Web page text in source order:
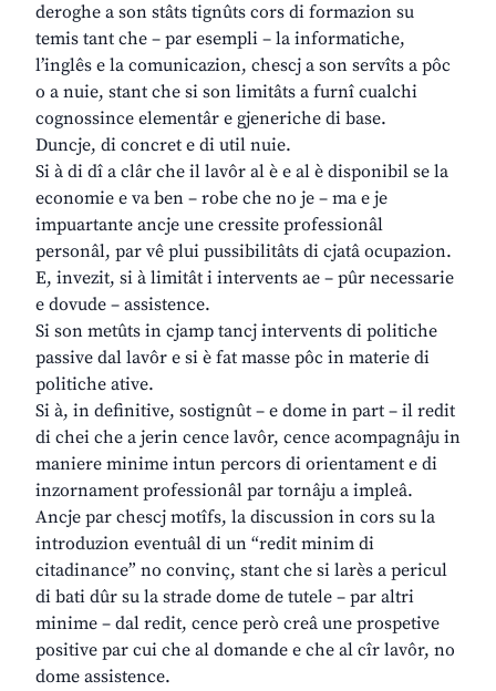
deroghe a son stâts tignûts cors di formazion su
temis tant che – par esempli – la informatiche,
l’inglês e la comunicazion, chescj a son servîts a pôc
o a nuie, stant che si son limitâts a furnî cualchi
cognossince elementâr e gjeneriche di base.
Duncje, di concret e di util nuie.
Si à di dî a clâr che il lavôr al è e al è disponibil se la
economie e va ben – robe che no je – ma e je
impuartante ancje une cressite professionâl
personâl, par vê plui pussibilitâts di cjatâ ocupazion.
E, invezit, si à limitât i intervents ae – pûr necessarie
e dovude – assistence.
Si son metûts in cjamp tancj intervents di politiche
passive dal lavôr e si è fat masse pôc in materie di
politiche ative.
Si à, in definitive, sostignût – e dome in part – il redit
di chei che a jerin cence lavôr, cence acompagnâju in
maniere minime intun percors di orientament e di
inzornament professionâl par tornâju a impleâ.
Ancje par chescj motîfs, la discussion in cors su la
introduzion eventuâl di un “redit minim di
citadinance” no convinç, stant che si larès a pericul
di bati dûr su la strade dome de tutele – par altri
minime – dal redit, cence però creâ une prospetive
positive par cui che al domande e che al cîr lavôr, no
dome assistence.